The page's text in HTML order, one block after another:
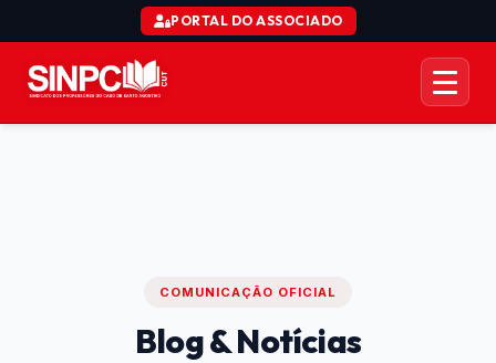
PORTAL DO ASSOCIADO
COMUNICAÇÃO OFICIAL
Blog & Notícias